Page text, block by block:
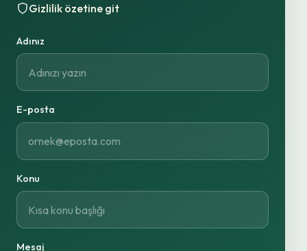
Gizlilik özetine git
Adınız
E-posta
Konu
Mesaj